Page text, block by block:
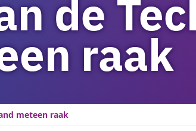
de
raak
meteen raak